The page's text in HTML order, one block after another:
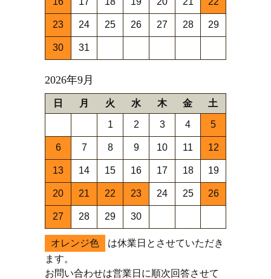
23 24 25 26 27 28 29
30 31
2026年9月
日 月 火 水 木 金 土
1 2 3 4 5
6 7 8 9 10 11 12
13 14 15 16 17 18 19
20 21 22 23 24 25 26
27 28 29 30
オレンジ色
は休業日とさせていただき
ます。
お問い合わせは営業日に順次回答させて